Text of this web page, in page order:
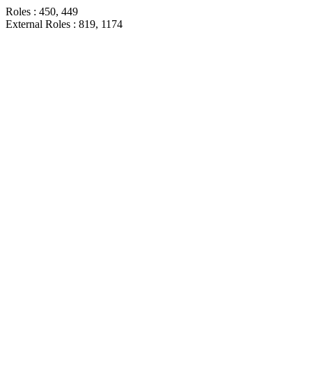
Roles : 450, 449
External Roles : 819, 1174